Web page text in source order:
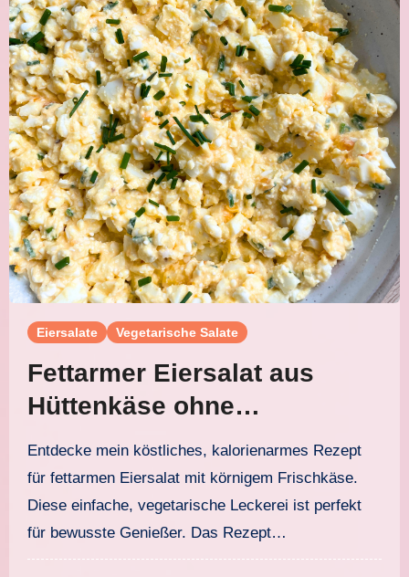
Eiersalate Vegetarische Salate
Fettarmer Eiersalat aus
Hüttenkäse ohne
Mayonnaise
Entdecke mein köstliches, kalorienarmes Rezept
für fettarmen Eiersalat mit körnigem Frischkäse.
Diese einfache, vegetarische Leckerei ist perfekt
für bewusste Genießer. Das Rezept…